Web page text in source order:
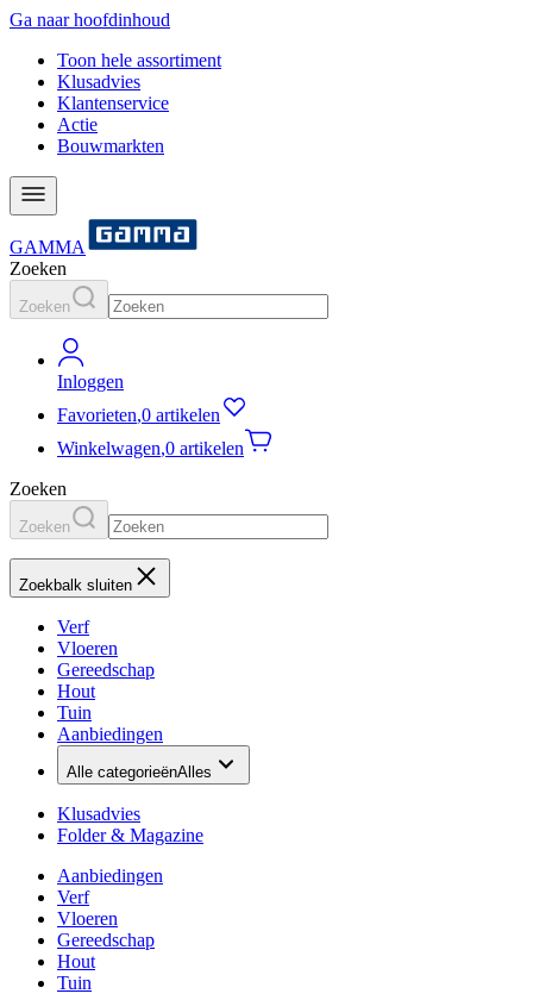
Ga naar hoofdinhoud
Toon hele assortiment
Klusadvies
Klantenservice
Actie
Bouwmarkten
GAMMA
Zoeken
Zoeken
Inloggen
Favorieten,0 artikelen
Winkelwagen,0 artikelen
Zoeken
Zoeken
Zoekbalk sluiten
Verf
Vloeren
Gereedschap
Hout
Tuin
Aanbiedingen
Alle categorieënAlles
Klusadvies
Folder & Magazine
Aanbiedingen
Verf
Vloeren
Gereedschap
Hout
Tuin